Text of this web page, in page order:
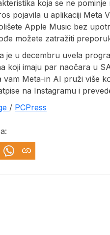
koja se ne
pojavila u aplikaciji Meta
Apple Music bez
možete zatražiti
je u decembru uvela
koji imaju par naočara u
vam Meta-in AI pruži više
na Instagramu i
/ PCPress